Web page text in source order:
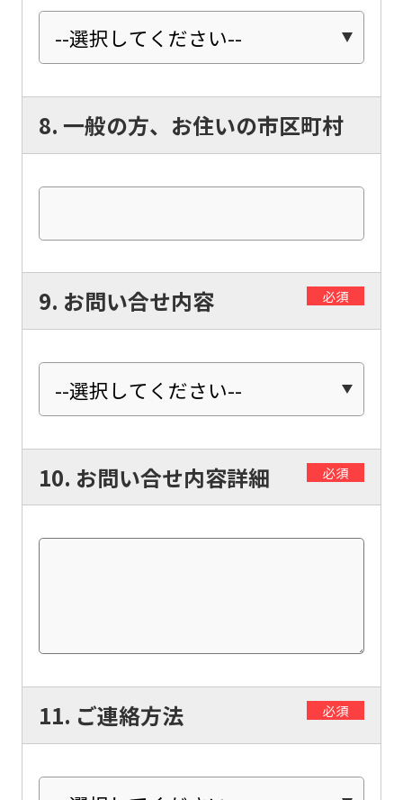
8. 一般の方、お住いの市区町村
9. お問い合せ内容 必須
10. お問い合せ内容詳細 必須
11. ご連絡方法 必須
However,
if
you
use
an
automatic
translation
the
Japanese
version
of
website
will
translated
mechanically,
translation